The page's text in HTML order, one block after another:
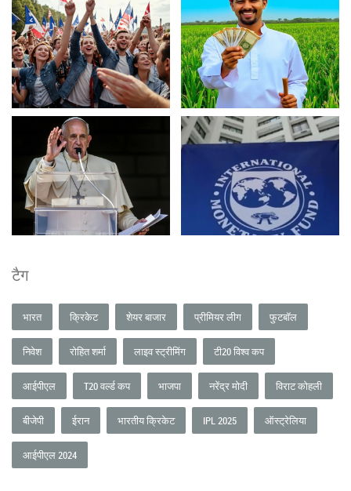
टैग
भारत क्रिकेट शेयर बाजार प्रीमियर लीग फुटबॉल
निवेश रोहित शर्मा लाइव स्ट्रीमिंग टी20 विश्व कप
आईपीएल T20 वर्ल्ड कप भाजपा नरेंद्र मोदी विराट कोहली
बीजेपी ईरान भारतीय क्रिकेट IPL 2025 ऑस्ट्रेलिया
आईपीएल 2024